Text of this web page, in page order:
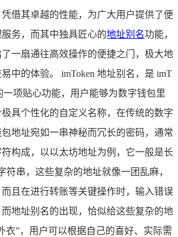
借其卓越的性能，为广大用户提供了便
务，而其中独具匠心的地址别名功能，
一扇通往高效操作的便捷之门，极大地
中的体验。 imToken 地址别名，是 imT
一项贴心功能，用户能够为数字钱包里
具个性化的自定义名称，在传统的数字
地址宛如一串神秘而冗长的密码，通常
构成，以以太坊地址为例，它一般是长
符串，这些复杂的地址就像一团乱麻，
且在进行转账等关键操作时，输入错误
地址别名的出现，恰似给这些复杂的地
衣”，用户可以根据自己的喜好、实际需